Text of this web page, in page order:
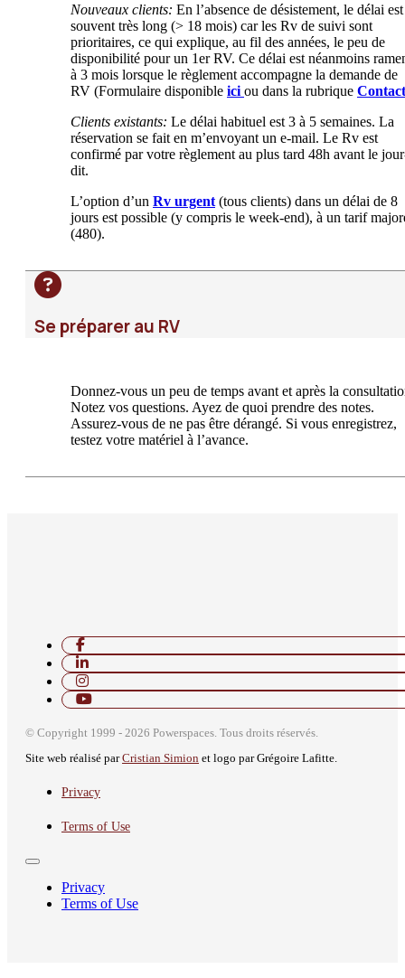
Nouveaux clients: En l’absence de désistement, le délai est
souvent très long (> 18 mois) car les Rv de suivi sont
prioritaires, ce qui explique, au fil des années, le peu de
disponibilité pour un 1er RV. Ce délai est néanmoins
à 3 mois lorsque le règlement accompagne la demande de
RV (Formulaire disponible ici ou dans la rubrique Contact
Clients existants: Le délai habituel est 3 à 5 semaines. La
réservation se fait en m’envoyant un e-mail. Le Rv est
confirmé par votre règlement au plus tard 48h avant le
dit.
L’option d’un Rv urgent (tous clients) dans un délai de 8
jours est possible (y compris le week-end), à un tarif
(480).
Se préparer au RV
Donnez-vous un peu de temps avant et après la
Notez vos questions. Ayez de quoi prendre des notes.
Assurez-vous de ne pas être dérangé. Si vous enregistrez,
testez votre matériel à l’avance.
© Copyright 1999 - 2026 Powerspaces. Tous droits réservés.
Site web réalisé parCristian Simion et logo par Grégoire Lafitte.
Privacy
Terms of Use
Privacy
Terms of Use